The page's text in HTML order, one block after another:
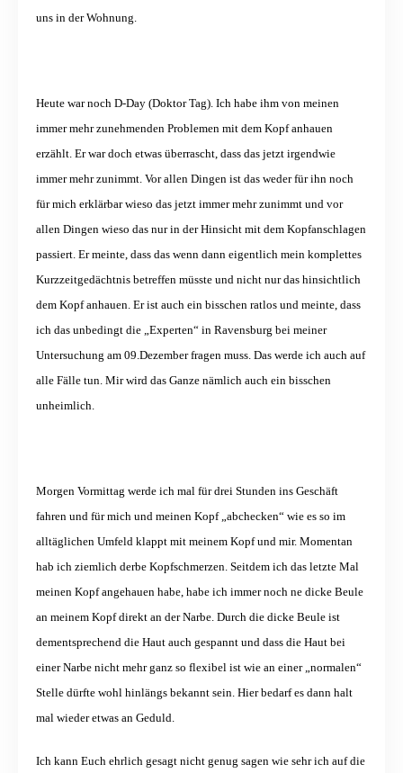
uns in der Wohnung.
Heute war noch D-Day (Doktor Tag). Ich habe ihm von meinen
immer mehr zunehmenden Problemen mit dem Kopf anhauen
erzählt. Er war doch etwas überrascht, dass das jetzt irgendwie
immer mehr zunimmt. Vor allen Dingen ist das weder für ihn noch
für mich erklärbar wieso das jetzt immer mehr zunimmt und vor
allen Dingen wieso das nur in der Hinsicht mit dem Kopfanschlagen
passiert. Er meinte, dass das wenn dann eigentlich mein komplettes
Kurzzeitgedächtnis betreffen müsste und nicht nur das hinsichtlich
dem Kopf anhauen. Er ist auch ein bisschen ratlos und meinte, dass
ich das unbedingt die „Experten“ in Ravensburg bei meiner
Untersuchung am 09.Dezember fragen muss. Das werde ich auch auf
alle Fälle tun. Mir wird das Ganze nämlich auch ein bisschen
unheimlich.
Morgen Vormittag werde ich mal für drei Stunden ins Geschäft
fahren und für mich und meinen Kopf „abchecken“ wie es so im
alltäglichen Umfeld klappt mit meinem Kopf und mir. Momentan
hab ich ziemlich derbe Kopfschmerzen. Seitdem ich das letzte Mal
meinen Kopf angehauen habe, habe ich immer noch ne dicke Beule
an meinem Kopf direkt an der Narbe. Durch die dicke Beule ist
dementsprechend die Haut auch gespannt und dass die Haut bei
einer Narbe nicht mehr ganz so flexibel ist wie an einer „normalen“
Stelle dürfte wohl hinlängs bekannt sein. Hier bedarf es dann halt
mal wieder etwas an Geduld.
Ich kann Euch ehrlich gesagt nicht genug sagen wie sehr ich auf die